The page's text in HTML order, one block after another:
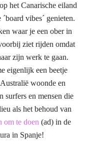
het Canarische eiland
vibes´ genieten.
waar je een ober in
ziet rijden omdat
zijn werk te gaan.
eigenlijk een beetje
woonde en
surfers en mensen die
als het behoud van
om te doen (ad) in de
in Spanje!